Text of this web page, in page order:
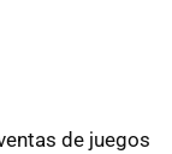
de juegos